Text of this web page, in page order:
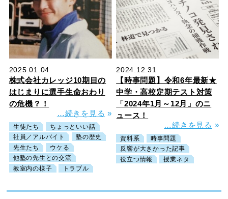
2025.01.04
株式会社カレッジ10期目の
はじまりに選手生命おわり
の危機？！
…続きを見る »
生徒たち
ちょっといい話
社員／アルバイト
塾の歴史
先生たち
ウケる
他塾の先生との交流
教室内の様子
トラブル
2024.12.31
【時事問題】令和6年最新★
中学・高校定期テスト対策
「2024年1月～12月」のニ
ュース！
…続きを見る »
資料系
時事問題
反響が大きかった記事
役立つ情報
授業ネタ